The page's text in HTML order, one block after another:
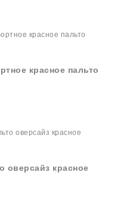
красное пальто
оверсайз красное